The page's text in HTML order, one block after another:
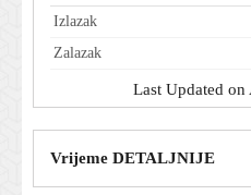
Izlazak
Zalazak
Last Updated
Vrijeme DETALJNIJE